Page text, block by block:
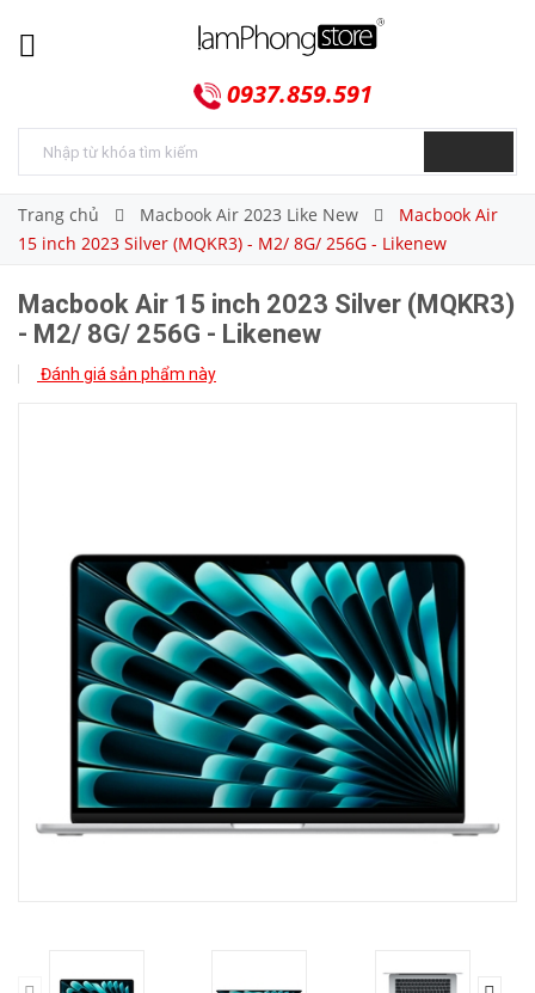
0937.859.591
Trang chủ Macbook Air 2023 Like New
Macbook Air
15 inch 2023 Silver (MQKR3) - M2/ 8G/ 256G - Likenew
Macbook Air 15 inch 2023 Silver (MQKR3)
- M2/ 8G/ 256G - Likenew
Đánh giá sản phẩm này